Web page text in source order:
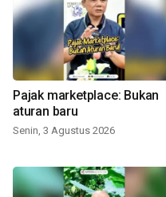
Pajak marketplace: Bukan
aturan baru
Senin, 3 Agustus 2026